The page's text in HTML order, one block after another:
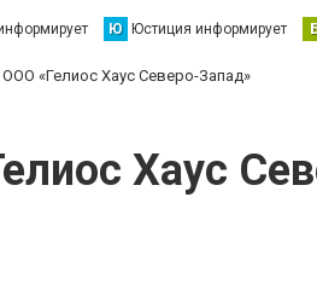
Ю Юстиция информирует
ООО «Гелиос Хаус Северо-Запад»
Хаус